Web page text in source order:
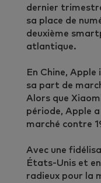
dernier
sa place de
deuxième
atlantique.
En Chine,
sa part de
Alors que
période, Apple
marché contre
Avec une
États-Unis et
radieux pour la